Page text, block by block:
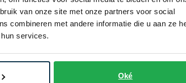
van onze site met onze partners voor social
combineren met andere informatie die u aan ze
services.
Oké